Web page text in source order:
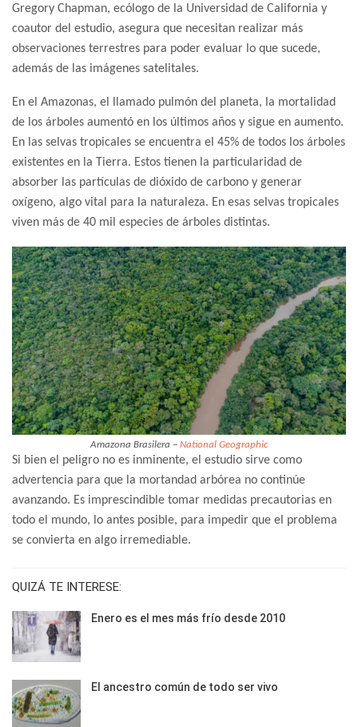
Gregory Chapman, ecólogo de la Universidad de California y
coautor del estudio, asegura que necesitan realizar más
observaciones terrestres para poder evaluar lo que sucede,
además de las imágenes satelitales.
En el Amazonas, el llamado pulmón del planeta, la mortalidad
de los árboles aumentó en los últimos años y sigue en aumento.
En las selvas tropicales se encuentra el 45% de todos los árboles
existentes en la Tierra. Estos tienen la particularidad de
absorber las partículas de dióxido de carbono y generar
oxígeno, algo vital para la naturaleza. En esas selvas tropicales
viven más de 40 mil especies de árboles distintas.
Amazona Brasilera – National Geographic
Si bien el peligro no es inminente, el estudio sirve como
advertencia para que la mortandad arbórea no continúe
avanzando. Es imprescindible tomar medidas precautorias en
todo el mundo, lo antes posible, para impedir que el problema
se convierta en algo irremediable.
QUIZÁ TE INTERESE:
Enero es el mes más frío desde 2010
El ancestro común de todo ser vivo